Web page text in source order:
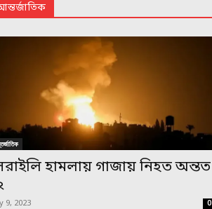
হামলায় গাজায় নিহত অন্তত
9, 2023 0